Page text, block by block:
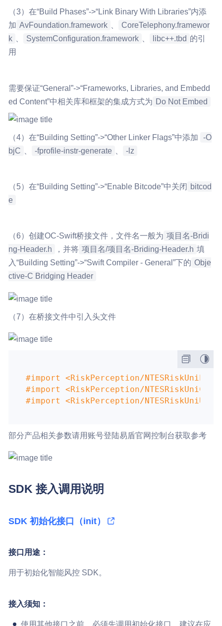
（3）在“Build Phases”->“Link Binary With Libraries”内添
加 AvFoundation.framework 、
CoreTelephony.framewor
k 、 SystemConfiguration.framework 、 libc++.tbd 的引
用
需要保证“General”->“Frameworks, Libraries, and Embedd
ed Content”中相关库和框架的集成方式为 Do Not Embed
（4）在“Building Setting”->“Other Linker Flags”中添加
-O
bjC
-fprofile-instr-generate -lz
（5）在“Building Setting”->“Enable Bitcode”中关闭 bitcod
e
（6）创建OC-Swift桥接文件，文件名一般为 项目名-Bridi
ng-Header.h
，并将 项目名/项目名-Briding-Header.h 填
入“Building Setting”->“Swift Compiler - General”下的 Obje
ctive-C Bridging Header
（7）在桥接文件中引入头文件
#import <RiskPerception/
#import <RiskPerception/
#import <RiskPerception/
部分产品相关参数请用账号登陆易盾官网控制台获取参考
SDK 接入调用说明
SDK 初始化接口（init）
接口用途：
用于初始化智能风控 SDK。
接入须知：